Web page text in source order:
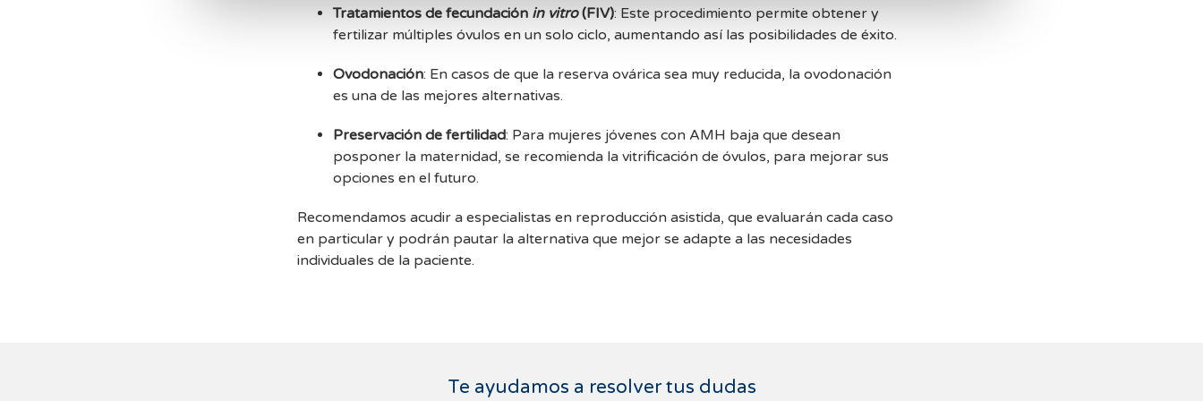
Tratamientos de fecundación in vitro(FIV): Este procedimiento permite obtener y
fertilizar múltiples óvulos en un solo ciclo, aumentando así las posibilidades de éxito.
Ovodonación: En casos de que la reserva ovárica sea muy reducida, la ovodonación
es una de las mejores alternativas.
Preservación de fertilidad: Para mujeres jóvenes con AMH baja que desean
posponer la maternidad, se recomienda la vitrificación de óvulos, para mejorar sus
opciones en el futuro.
Recomendamos acudir a especialistas en reproducción asistida, que evaluarán cada caso
en particular y podrán pautar la alternativa que mejor se adapte a las necesidades
individuales de la paciente.
Te ayudamos a resolver tus dudas